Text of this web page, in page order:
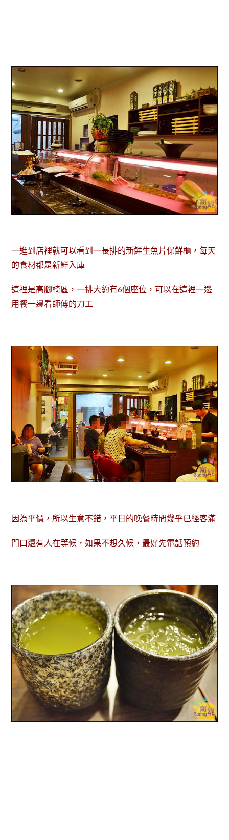
一進到店裡就可以看到一長排的新鮮生魚片保鮮櫃，每天
的食材都是新鮮入庫
這裡是高腳椅區，一排大約有6個座位，可以在這裡一邊
用餐一邊看師傅的刀工
因為平價，所以生意不錯，平日的晚餐時間幾乎已經客滿
門口還有人在等候，如果不想久候，最好先電話預約